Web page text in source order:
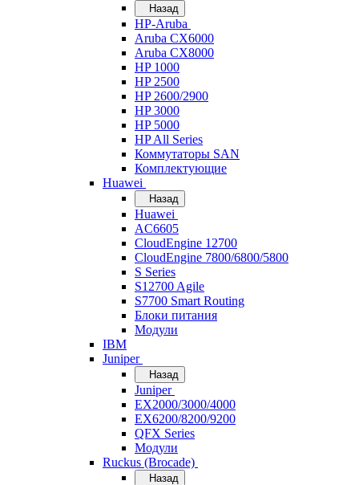
Назад
HP-Aruba
Aruba CX6000
Aruba CX8000
HP 1000
HP 2500
HP 2600/2900
HP 3000
HP 5000
HP All Series
Коммутаторы SAN
Комплектующие
Huawei
Назад
Huawei
AC6605
CloudEngine 12700
CloudEngine 7800/6800/5800
S Series
S12700 Agile
S7700 Smart Routing
Блоки питания
Модули
IBM
Juniper
Назад
Juniper
EX2000/3000/4000
EX6200/8200/9200
QFX Series
Модули
Ruckus (Brocade)
Назад